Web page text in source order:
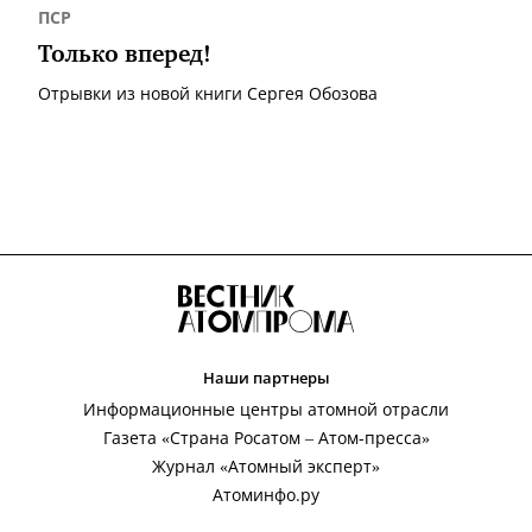
ПСР
Только вперед!
Отрывки из новой книги Сергея Обозова
Наши партнеры
Информационные центры атомной отрасли
Газета «Страна Росатом – Атом-пресса»
Журнал «Атомный эксперт»
Атоминфо.ру